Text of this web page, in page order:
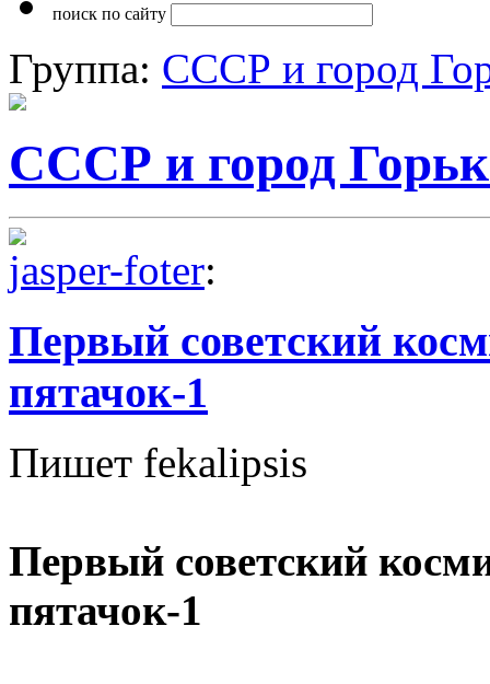
поиск по сайту
Группа: СССР и город
СССР и город
jasper-foter:
Первый советский
пятачок-1
Пишет fekalipsis
Первый советский
пятачок-1